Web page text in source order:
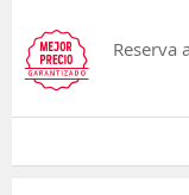
Reserva